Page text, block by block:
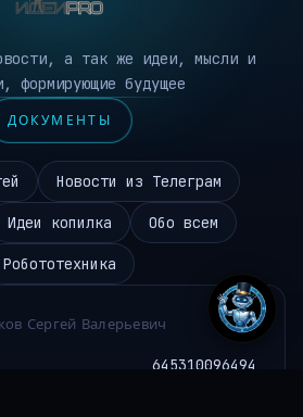
а так же идеи, мысли и
формирующие будущее
ДОКУМЕНТЫ
Новости из Телеграм
Идеи копилка Обо всем
Робототехника
Сергей Валерьевич
645310096494